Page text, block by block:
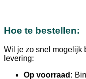
Hoe te bestellen:
Wil je zo snel mogelijk
levering:
Op voorraad: